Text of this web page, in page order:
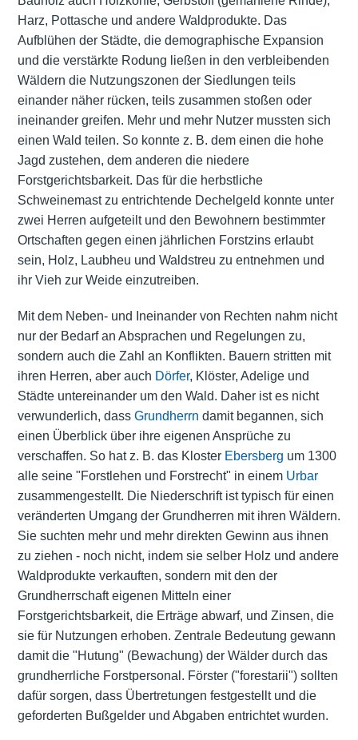
Harz, Pottasche und andere Waldprodukte. Das
Aufblühen der Städte, die demographische Expansion
und die verstärkte Rodung ließen in den verbleibenden
Wäldern die Nutzungszonen der Siedlungen teils
einander näher rücken, teils zusammen stoßen oder
ineinander greifen. Mehr und mehr Nutzer mussten sich
einen Wald teilen. So konnte z. B. dem einen die hohe
Jagd zustehen, dem anderen die niedere
Forstgerichtsbarkeit. Das für die herbstliche
Schweinemast zu entrichtende Dechelgeld konnte unter
zwei Herren aufgeteilt und den Bewohnern bestimmter
Ortschaften gegen einen jährlichen Forstzins erlaubt
sein, Holz, Laubheu und Waldstreu zu entnehmen und
ihr Vieh zur Weide einzutreiben.
Mit dem Neben- und Ineinander von Rechten nahm nicht
nur der Bedarf an Absprachen und Regelungen zu,
sondern auch die Zahl an Konflikten. Bauern stritten mit
ihren Herren, aber auch Dörfer, Klöster, Adelige und
Städte untereinander um den Wald. Daher ist es nicht
verwunderlich, dass Grundherrn damit begannen, sich
einen Überblick über ihre eigenen Ansprüche zu
verschaffen. So hat z. B. das Kloster Ebersberg um 1300
alle seine "Forstlehen und Forstrecht" in einem Urbar
zusammengestellt. Die Niederschrift ist typisch für einen
veränderten Umgang der Grundherren mit ihren Wäldern.
Sie suchten mehr und mehr direkten Gewinn aus ihnen
zu ziehen - noch nicht, indem sie selber Holz und andere
Waldprodukte verkauften, sondern mit den der
Grundherrschaft eigenen Mitteln einer
Forstgerichtsbarkeit, die Erträge abwarf, und Zinsen, die
sie für Nutzungen erhoben. Zentrale Bedeutung gewann
damit die "Hutung" (Bewachung) der Wälder durch das
grundherrliche Forstpersonal. Förster ("forestarii") sollten
dafür sorgen, dass Übertretungen festgestellt und die
geforderten Bußgelder und Abgaben entrichtet wurden.